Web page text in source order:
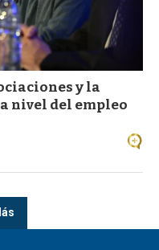
y la
nivel del empleo